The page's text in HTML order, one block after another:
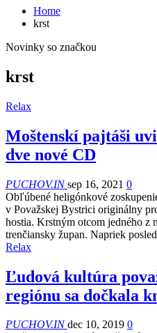
Home
krst
Novinky so značkou
krst
Relax
Moštenskí pajtáši
dve nové CD
PUCHOV.INsep 16, 2021 0
Obľúbené heligónkové
v Považskej Bystrici originálny
hostia. Krstným otcom jedného z
trenčiansky župan. Napriek
Relax
Ľudová kultúra
regiónu sa dočkala
PUCHOV.INdec 10, 2019 0